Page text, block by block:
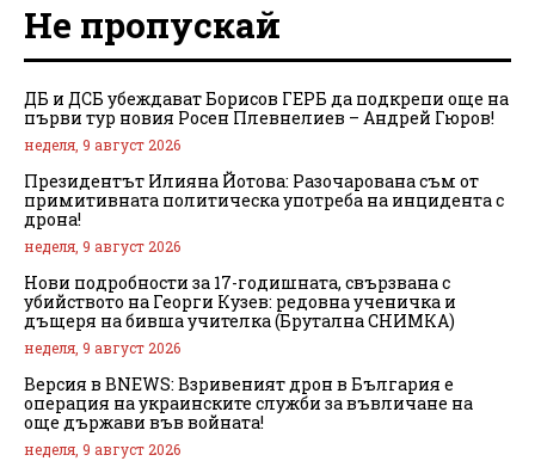
Не пропускай
ДБ и ДСБ убеждават Борисов ГЕРБ да подкрепи още на
първи тур новия Росен Плевнелиев – Андрей Гюров!
неделя, 9 август 2026
Президентът Илияна Йотова: Разочарована съм от
примитивната политическа употреба на инцидента с
дрона!
неделя, 9 август 2026
Нови подробности за 17-годишната, свързвана с
убийството на Георги Кузев: редовна ученичка и
дъщеря на бивша учителка (Брутална СНИМКА)
неделя, 9 август 2026
Версия в BNEWS: Взривеният дрон в България е
операция на украинските служби за въвличане на
още държави във войната!
неделя, 9 август 2026